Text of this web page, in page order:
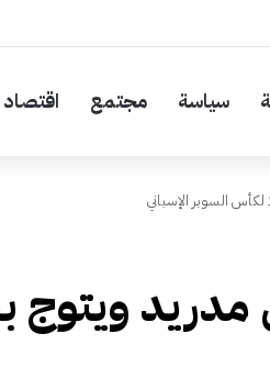
سياسة مجتمع اقتصاد
السوبر الإسباني
مدريد ويتوج